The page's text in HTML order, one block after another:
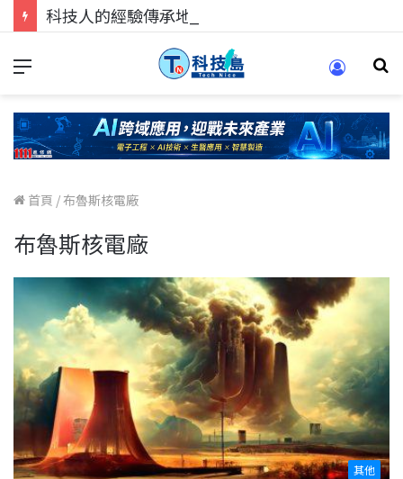
首頁 /布魯斯核電廠
布魯斯核電廠
其他